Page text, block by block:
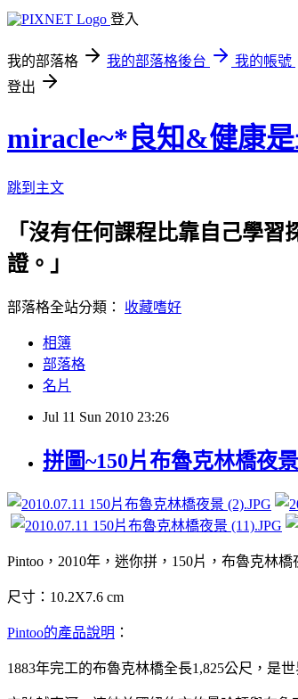
登入
我的部落格 我的部落格後台
我的帳號
登出
miracle~*良知&健康
跳到主文
「沒有任何課程比靠自己學
證。」 專業需要時
部落格全站分類： 收藏嗜好
相簿
部落格
名片
Jul 11 Sun 2010 23:26
拼圖~150片布魯克林橋夜景
Pintoo，2010年，迷你拼，150片，布魯克林橋
尺寸：10.2X7.6 cm
Pintoo的產品說明 ：
1883年完工的布魯克林橋全長1,825公尺，是